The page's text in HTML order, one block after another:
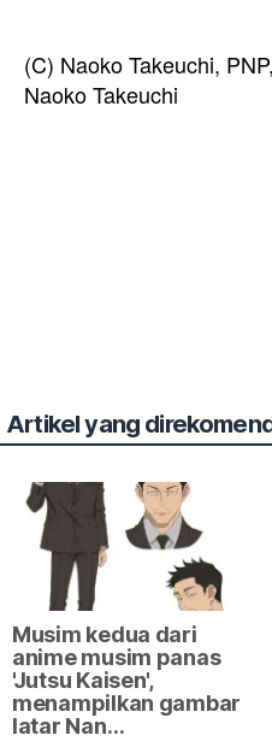
(C) Naoko Takeuchi,
Naoko Takeuchi
Artikel yang
Musim kedua dari
anime musim panas
'Jutsu Kaisen',
menampilkan gambar
latar Nan…